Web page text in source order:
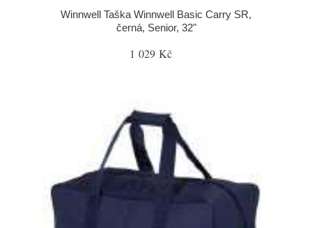
Winnwell Taška Winnwell Basic Carry SR,
černá, Senior, 32"
1 029 Kč